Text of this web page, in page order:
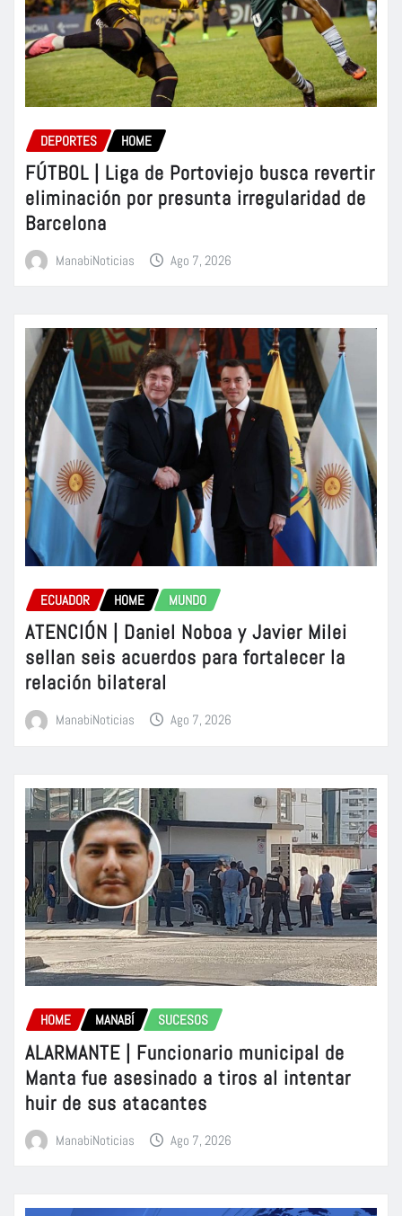
DEPORTES HOME
FÚTBOL | Liga de Portoviejo busca revertir
eliminación por presunta irregularidad de
Barcelona
ManabiNoticias Ago 7, 2026
ECUADOR HOME MUNDO
ATENCIÓN | Daniel Noboa y Javier Milei
sellan seis acuerdos para fortalecer la
relación bilateral
ManabiNoticias Ago 7, 2026
HOME MANABÍ SUCESOS
ALARMANTE | Funcionario municipal de
Manta fue asesinado a tiros al intentar
huir de sus atacantes
ManabiNoticias Ago 7, 2026